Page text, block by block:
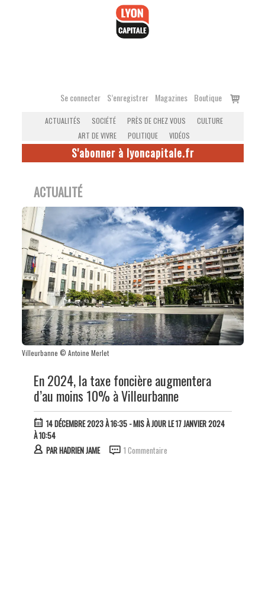
Se connecter S’enregistrer Magazines Boutique
Voir
ACTUALITÉS SOCIÉTÉ PRÈS DE CHEZ VOUS
CULTURE
ART DE VIVRE
POLITIQUE VIDÉOS
S'abonner à lyoncapitale.fr
ACTUALITÉ
Villeurbanne © Antoine Merlet
En 2024, la taxe foncière augmentera
d’au moins 10% à Villeurbanne
14 DÉCEMBRE 2023 À 16:35- MIS À JOUR LE 17 JANVIER 2024
À 10:54
PARHADRIEN JAME 1 Commentaire